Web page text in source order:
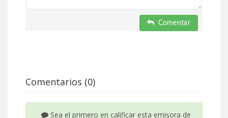
Comentar
Comentarios (0)
Sea el primero en calificar esta emisora de